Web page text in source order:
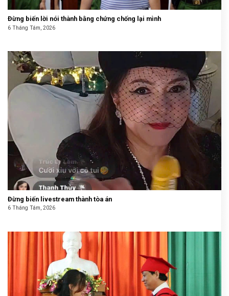
Đừng biến lời nói thành bằng chứng chống lại mình
6 Tháng Tám, 2026
Đừng biến livestream thành tòa án
6 Tháng Tám, 2026